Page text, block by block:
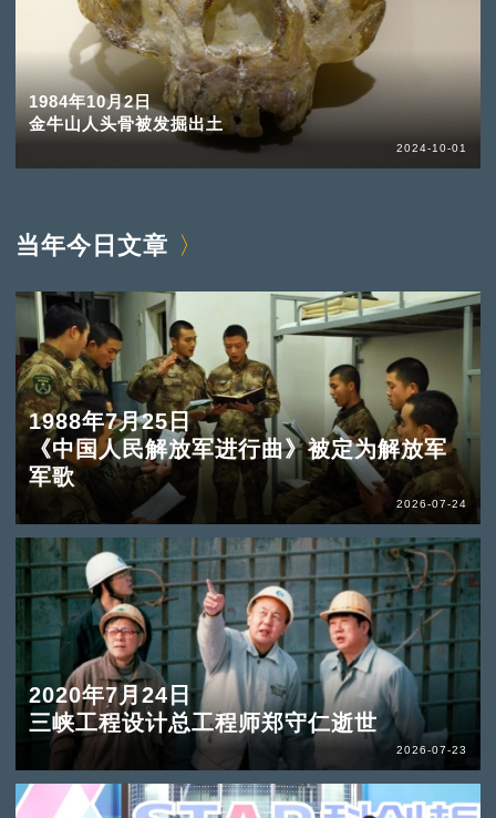
1984年10月2日
金牛山人头骨被发掘出土
2024-10-01
当年今日文章
1988年7月25日
《中国人民解放军进行曲》被定为解放军
军歌
2026-07-24
2020年7月24日
三峡工程设计总工程师郑守仁逝世
2026-07-23